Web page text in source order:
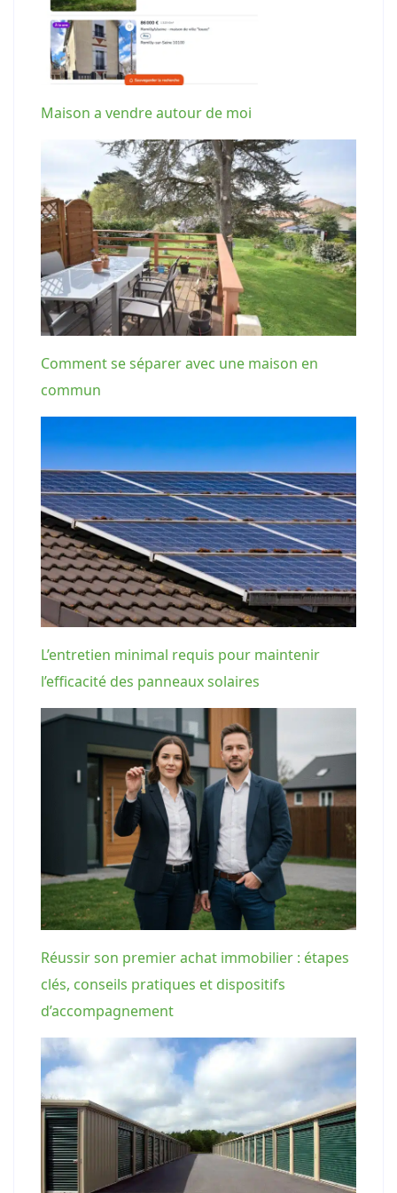
Maison a vendre autour de moi
Comment se séparer avec une maison en
commun
L’entretien minimal requis pour maintenir
l’efficacité des panneaux solaires
Réussir son premier achat immobilier : étapes
clés, conseils pratiques et dispositifs
d’accompagnement